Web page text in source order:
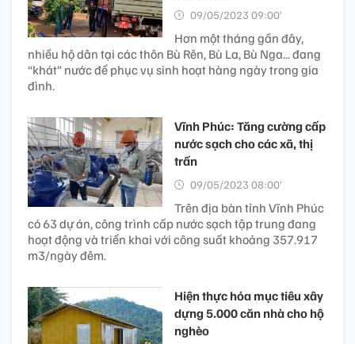
09/05/2023 09:00’
Hơn một tháng gần đây,
nhiều hộ dân tại các thôn Bù Rên, Bù La, Bù Nga... đang
“khát” nước để phục vụ sinh hoạt hàng ngày trong gia
đình.
Vĩnh Phúc: Tăng cường cấp
nước sạch cho các xã, thị
trấn
09/05/2023 08:00’
Trên địa bàn tỉnh Vĩnh Phúc
có 63 dự án, công trình cấp nước sạch tập trung đang
hoạt động và triển khai với công suất khoảng 357.917
m3/ngày đêm.
Hiện thực hóa mục tiêu xây
dựng 5.000 căn nhà cho hộ
nghèo